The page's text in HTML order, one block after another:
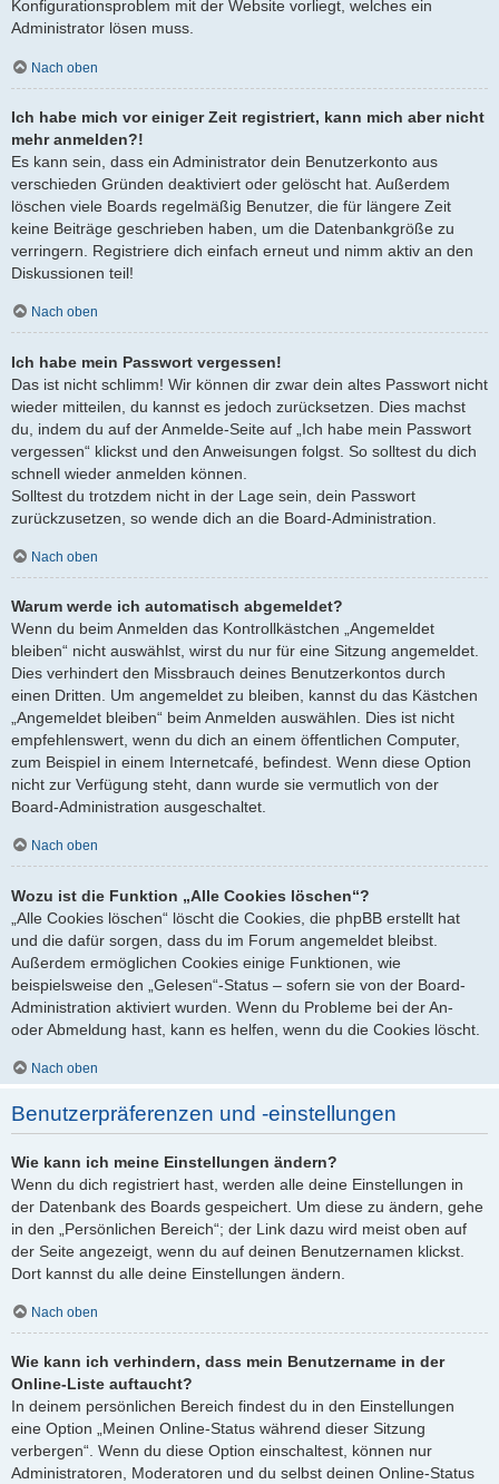
Konfigurationsproblem mit der Website vorliegt, welches ein
Administrator lösen muss.
Nach oben
Ich habe mich vor einiger Zeit registriert, kann mich aber nicht
mehr anmelden?!
Es kann sein, dass ein Administrator dein Benutzerkonto aus
verschieden Gründen deaktiviert oder gelöscht hat. Außerdem
löschen viele Boards regelmäßig Benutzer, die für längere Zeit
keine Beiträge geschrieben haben, um die Datenbankgröße zu
verringern. Registriere dich einfach erneut und nimm aktiv an den
Diskussionen teil!
Nach oben
Ich habe mein Passwort vergessen!
Das ist nicht schlimm! Wir können dir zwar dein altes Passwort nicht
wieder mitteilen, du kannst es jedoch zurücksetzen. Dies machst
du, indem du auf der Anmelde-Seite auf „Ich habe mein Passwort
vergessen“ klickst und den Anweisungen folgst. So solltest du dich
schnell wieder anmelden können.
Solltest du trotzdem nicht in der Lage sein, dein Passwort
zurückzusetzen, so wende dich an die Board-Administration.
Nach oben
Warum werde ich automatisch abgemeldet?
Wenn du beim Anmelden das Kontrollkästchen „Angemeldet
bleiben“ nicht auswählst, wirst du nur für eine Sitzung angemeldet.
Dies verhindert den Missbrauch deines Benutzerkontos durch
einen Dritten. Um angemeldet zu bleiben, kannst du das Kästchen
„Angemeldet bleiben“ beim Anmelden auswählen. Dies ist nicht
empfehlenswert, wenn du dich an einem öffentlichen Computer,
zum Beispiel in einem Internetcafé, befindest. Wenn diese Option
nicht zur Verfügung steht, dann wurde sie vermutlich von der
Board-Administration ausgeschaltet.
Nach oben
Wozu ist die Funktion „Alle Cookies löschen“?
„Alle Cookies löschen“ löscht die Cookies, die phpBB erstellt hat
und die dafür sorgen, dass du im Forum angemeldet bleibst.
Außerdem ermöglichen Cookies einige Funktionen, wie
beispielsweise den „Gelesen“-Status – sofern sie von der Board-
Administration aktiviert wurden. Wenn du Probleme bei der An-
oder Abmeldung hast, kann es helfen, wenn du die Cookies löscht.
Nach oben
Benutzerpräferenzen und -einstellungen
Wie kann ich meine Einstellungen ändern?
Wenn du dich registriert hast, werden alle deine Einstellungen in
der Datenbank des Boards gespeichert. Um diese zu ändern, gehe
in den „Persönlichen Bereich“; der Link dazu wird meist oben auf
der Seite angezeigt, wenn du auf deinen Benutzernamen klickst.
Dort kannst du alle deine Einstellungen ändern.
Nach oben
Wie kann ich verhindern, dass mein Benutzername in der
Online-Liste auftaucht?
In deinem persönlichen Bereich findest du in den Einstellungen
eine Option „Meinen Online-Status während dieser Sitzung
verbergen“. Wenn du diese Option einschaltest, können nur
Administratoren, Moderatoren und du selbst deinen Online-Status